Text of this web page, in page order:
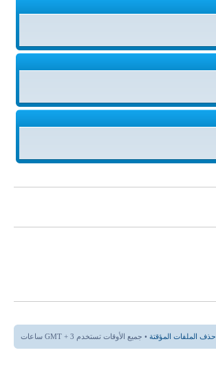
حذف الملفات المؤقتة • جميع الأوقات تستخدم GMT + 3 ساعات